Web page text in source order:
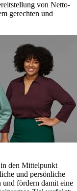
von Netto-
gerechten und
den Mittelpunkt
und persönliche
fördern damit eine